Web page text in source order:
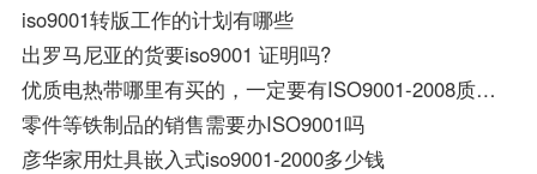
iso9001转版工作的计划有哪些
出罗马尼亚的货要iso9001 证明吗?
优质电热带哪里有买的，一定要有ISO9001-2008质量体系认证号防爆认证
零件等铁制品的销售需要办ISO9001吗
彦华家用灶具嵌入式iso9001-2000多少钱